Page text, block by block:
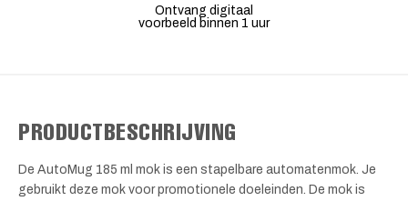
Ontvang digitaal
voorbeeld binnen 1 uur
PRODUCTBESCHRIJVING
De AutoMug 185 ml mok is een stapelbare automatenmok. Je
gebruikt deze mok voor promotionele doeleinden. De mok is